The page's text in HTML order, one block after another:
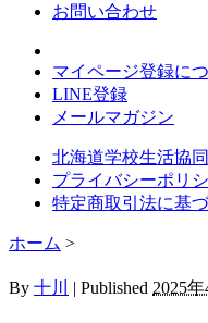
お問い合わせ
マイページ登録に
LINE登録
メールマガジン
北海道学校生活協
プライバシーポリ
特定商取引法に基
ホーム >
By 十川 | Published 2025年